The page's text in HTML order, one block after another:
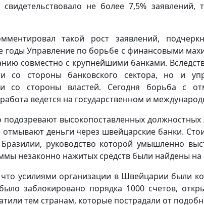
не более 7,5% заявлений,
такой рост заявлений,
годы Управление по борьбе с финансовыми
совместно с крупнейшими банками.
со стороны банковского сектора, но и
со стороны властей. Сегодня борьба с
ведется на государственном и
высокопоставленных
деньги через швейцарские банки.
руководство которой умышленно
незаконно нажитых средств были найдены
что усилиями организации в Швейцарии были
заблокировано порядка 1000 счетов,
тем странам, которые пострадали от